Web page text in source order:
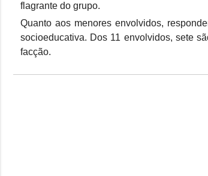
flagrante do grupo.
Quanto aos menores envolvidos,
socioeducativa. Dos 11 envolvidos, sete
facção.